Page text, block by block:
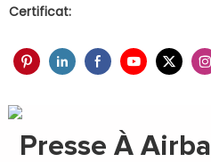
Certificat:
Presse À